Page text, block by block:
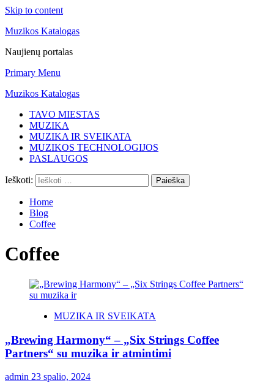
Skip to content
Muzikos Katalogas
Naujienų portalas
Primary Menu
Muzikos Katalogas
TAVO MIESTAS
MUZIKA
MUZIKA IR SVEIKATA
MUZIKOS TECHNOLOGIJOS
PASLAUGOS
Ieškoti:
Home
Blog
Coffee
Coffee
MUZIKA IR SVEIKATA
„Brewing Harmony“ – „Six Strings Coffee
Partners“ su muzika ir atmintimi
admin 23 spalio, 2024